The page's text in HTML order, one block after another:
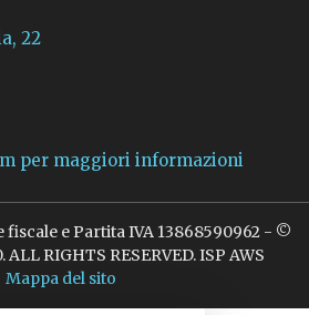
22
per maggiori informazioni
e Partita IVA 13868590962 - ©
RIGHTS RESERVED. ISP AWS
Mappa del sito